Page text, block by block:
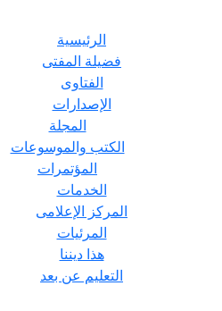
الرئيسية
فضيلة المفتى
الفتاوى
الإصدارات
المجلة
الكتب والموسوعات
المؤتمرات
الخدمات
المركز الإعلامى
المرئيات
هذا ديننا
التعليم عن بعد